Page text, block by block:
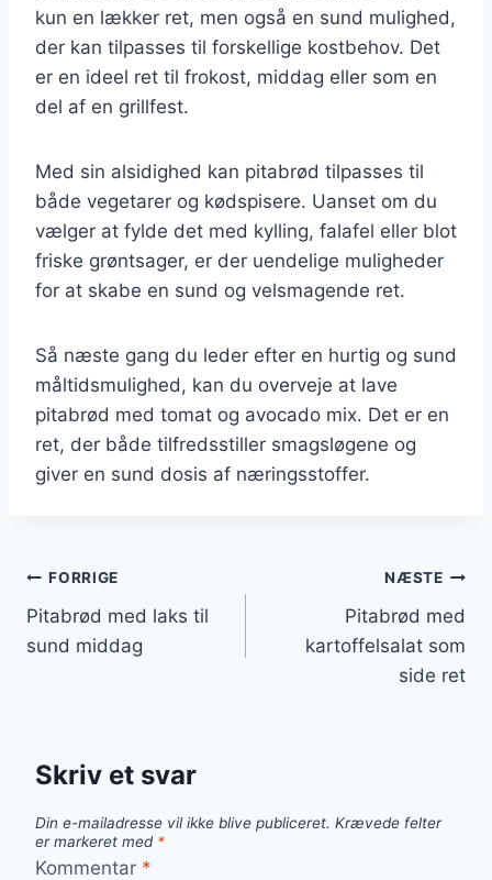
kun en lækker ret, men også en sund mulighed,
der kan tilpasses til forskellige kostbehov. Det
er en ideel ret til frokost, middag eller som en
del af en grillfest.
Med sin alsidighed kan pitabrød tilpasses til
både vegetarer og kødspisere. Uanset om du
vælger at fylde det med kylling, falafel eller blot
friske grøntsager, er der uendelige muligheder
for at skabe en sund og velsmagende ret.
Så næste gang du leder efter en hurtig og sund
måltidsmulighed, kan du overveje at lave
pitabrød med tomat og avocado mix. Det er en
ret, der både tilfredsstiller smagsløgene og
giver en sund dosis af næringsstoffer.
Indlægsnavigation
FORRIGE
Pitabrød med laks til
sund middag
NÆSTE
Pitabrød med
kartoffelsalat som
side ret
Skriv et svar
Din e-mailadresse vil ikke blive publiceret. Krævede felter
er markeret med *
Kommentar *